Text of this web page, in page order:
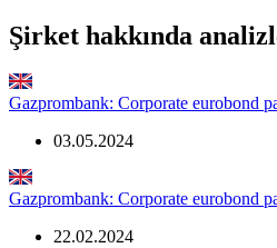
Şirket hakkında
Gazprombank: Corporate eurobond
03.05.2024
Gazprombank: Corporate eurobond
22.02.2024